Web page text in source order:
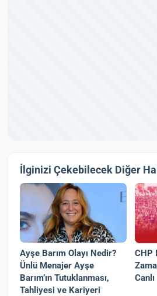
İlginizi Çekebilecek Diğer
Ayşe Barım Olayı Nedir?
Ünlü Menajer Ayşe
Barım’ın Tutuklanması,
Tahliyesi ve Kariyeri
CHP